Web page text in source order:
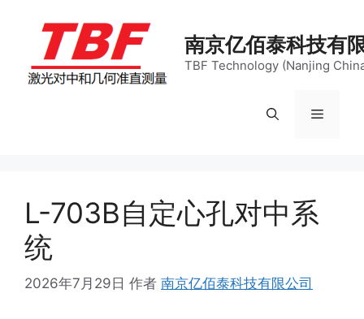
南京亿佰泰科技有
TBF Technology (Nanjing
菜
L-703B自定心孔对中系
统
2026年7月29日 作者 南京亿佰泰科技有限公司